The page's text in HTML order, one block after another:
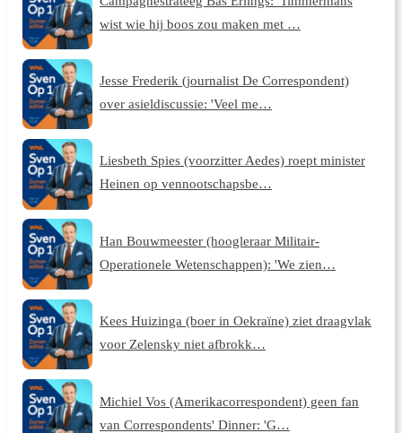
wist wie hij boos zou maken met …
Jesse Frederik (journalist De Correspondent)
over asieldiscussie: 'Veel me…
Liesbeth Spies (voorzitter Aedes) roept minister
Heinen op vennootschapsbe…
Han Bouwmeester (hoogleraar Militair-
Operationele Wetenschappen): 'We zien…
Kees Huizinga (boer in Oekraïne) ziet draagvlak
voor Zelensky niet afbrokk…
Michiel Vos (Amerikacorrespondent) geen fan
van Correspondents' Dinner: 'G…